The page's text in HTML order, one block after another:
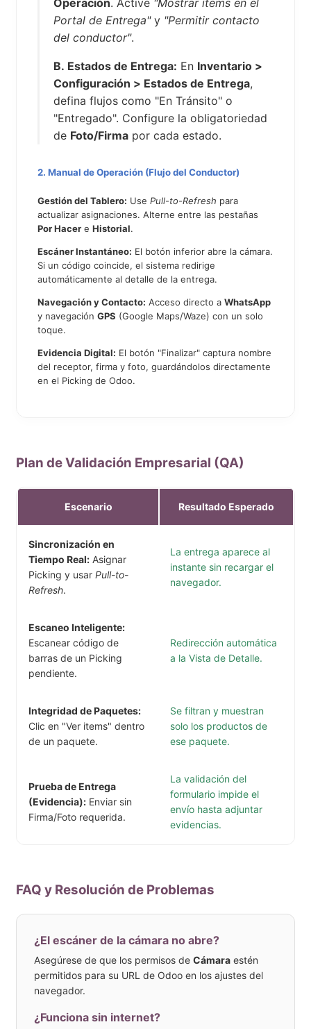
Portal de Entrega"y "Permitir contacto
del conductor".
B. Estados de Entrega: En Inventario >
Configuración > Estados de Entrega,
defina flujos como "En Tránsito" o
"Entregado". Configure la obligatoriedad
de Foto/Firma por cada estado.
2. Manual de Operación (Flujo del Conductor)
Gestión del Tablero: Use Pull-to-Refresh para
actualizar asignaciones. Alterne entre las pestañas
Por Hacer e Historial.
Escáner Instantáneo: El botón inferior abre la cámara.
Si un código coincide, el sistema redirige
automáticamente al detalle de la entrega.
Navegación y Contacto: Acceso directo a WhatsApp
y navegación GPS (Google Maps/Waze) con un solo
toque.
Evidencia Digital: El botón "Finalizar" captura nombre
del receptor, firma y foto, guardándolos directamente
en el Picking de Odoo.
Plan de Validación Empresarial (QA)
Escenario Resultado Esperado
Sincronización en
Tiempo Real: Asignar
Picking y usar Pull-to-
Refresh.
La entrega aparece al
instante sin recargar el
navegador.
Escaneo Inteligente:
Escanear código de
barras de un Picking
pendiente.
Redirección automática
a la Vista de Detalle.
Integridad de Paquetes:
Clic en "Ver items" dentro
de un paquete.
Se filtran y muestran
solo los productos de
ese paquete.
Prueba de Entrega
(Evidencia): Enviar sin
Firma/Foto requerida.
La validación del
formulario impide el
envío hasta adjuntar
evidencias.
FAQ y Resolución de Problemas
¿El escáner de la cámara no abre?
Asegúrese de que los permisos de Cámara estén
permitidos para su URL de Odoo en los ajustes del
navegador.
¿Funciona sin internet?